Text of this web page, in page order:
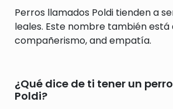
Perros llamados Poldi tienden a
leales. Este nombre también está
compañerismo, and empatía.
¿Qué dice de ti tener un
Poldi?